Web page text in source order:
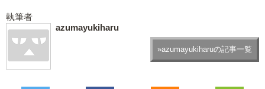
執筆者
azumayukiharu
»azumayukiharuの記事一覧